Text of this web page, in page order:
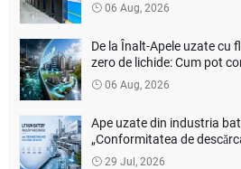
06 Aug, 2026
De la Înalt-Apele uzate cu
zero de lichide: Cum pot
să reducă costurile de
06 Aug, 2026
Ape uzate din industria
„Conformitatea de
resurselor
29 Jul, 2026